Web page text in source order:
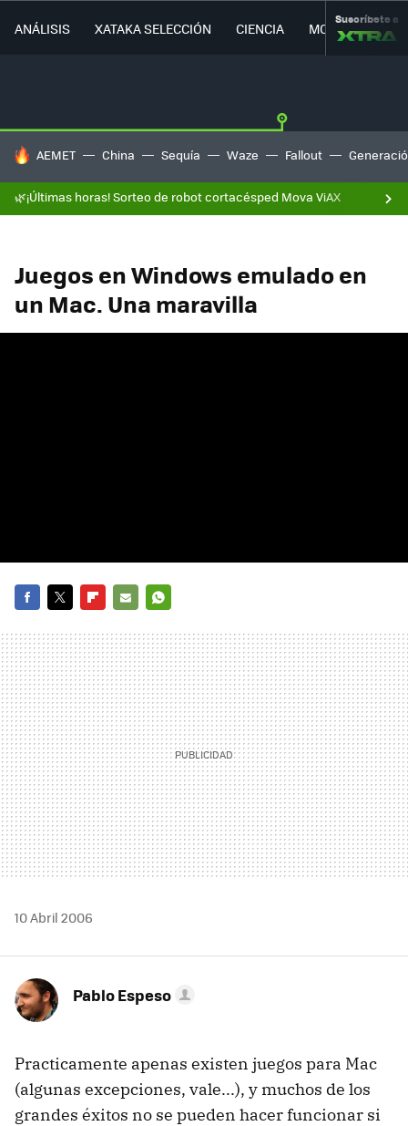
ANÁLISIS XATAKA SELECCIÓN CIENCIA MOVILIDAD
Suscríbete a
HOY SE HABLA DE
AEMET China Sequía Waze Fallout
🌿¡Últimas horas! Sorteo de robot cortacésped Mova ViAX
Juegos en Windows emulado en
un Mac. Una maravilla
MAIL
10 Abril 2006
Pablo Espeso
Practicamente apenas existen juegos para Mac
(algunas excepciones, vale...), y muchos de los
grandes éxitos no se pueden hacer funcionar si